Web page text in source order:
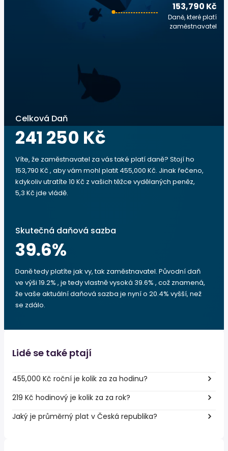
153,790 Kč
Daně, které platí
zaměstnavatel
Celková Daň
241 250 Kč
Víte, že zaměstnavatel za vás také platí daně? Stojí ho
153,790 Kč , aby vám mohl platit 455,000 Kč. Jinak řečeno,
kdykoliv utratíte 10 Kč z vašich těžce vydělaných peněz,
5,3 Kč jde vládě.
Skutečná daňová sazba
39.6%
Daně tedy platíte jak vy, tak zaměstnavatel. Původní daň
ve výši 19.2% , je tedy vlastně vysoká 39.6% , což znamená,
že vaše aktuální daňová sazba je nyní o 20.4% vyšší, než
se zdálo.
Lidé se také ptají
455,000 Kč roční je kolik za za hodinu?
219 Kč hodinový je kolik za za rok?
Jaký je průměrný plat v Česká republika?